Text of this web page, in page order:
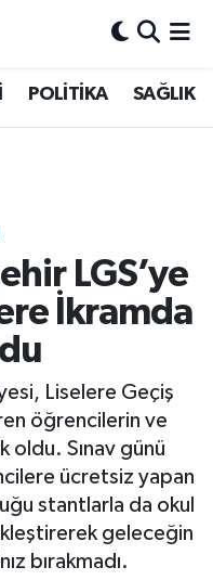
POLİTİKA SAĞLIK
LGS’ye
İkramda
Liselere Geçiş
öğrencilerin ve
oldu. Sınav günü
ücretsiz yapan
stantlarla da okul
geleceğin
bırakmadı.